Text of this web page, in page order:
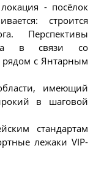
- посёлок
строится
Перспективы
в связи со
рядом с Янтарным
имеющий
в шаговой
стандартам
лежаки VIP-